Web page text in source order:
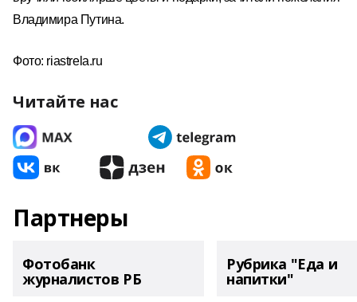
Владимира Путина.
Фото: riastrela.ru
Читайте нас
Партнеры
Фотобанк
журналистов РБ
Рубрика "Еда и
напитки"